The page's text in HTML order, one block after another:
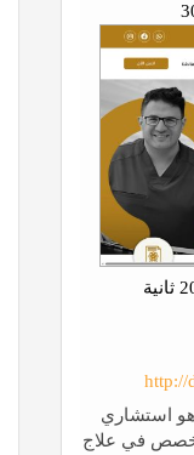
http://
هو استشاري
في علاج